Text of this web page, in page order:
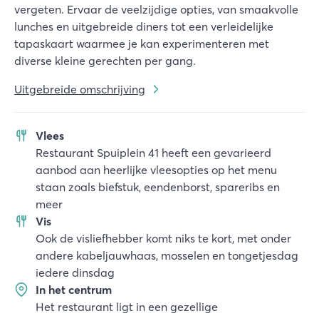
vergeten. Ervaar de veelzijdige opties, van smaakvolle
lunches en uitgebreide diners tot een verleidelijke
tapaskaart waarmee je kan experimenteren met
diverse kleine gerechten per gang.
Uitgebreide omschrijving
Vlees
Restaurant Spuiplein 41 heeft een gevarieerd
aanbod aan heerlijke vleesopties op het menu
staan zoals biefstuk, eendenborst, spareribs en
meer
Vis
Ook de visliefhebber komt niks te kort, met onder
andere kabeljauwhaas, mosselen en tongetjesdag
iedere dinsdag
In het centrum
Het restaurant ligt in een gezellige